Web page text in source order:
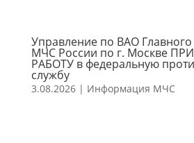
Управление по ВАО
МЧС России по г. Москве
РАБОТУ в федеральную
службу
3.08.2026| Информация МЧС